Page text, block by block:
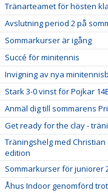
Tränarteamet för hösten
Avslutning period 2 på
Sommarkurser är igång
Succé för minitennis
Invigning av nya
Stark 3-0 vinst för Pojkar
Anmäl dig till sommarens
Get ready for the clay -
Träningshelg med
edition
Sommarkurser för juniorer
Åhus Indoor genomförd